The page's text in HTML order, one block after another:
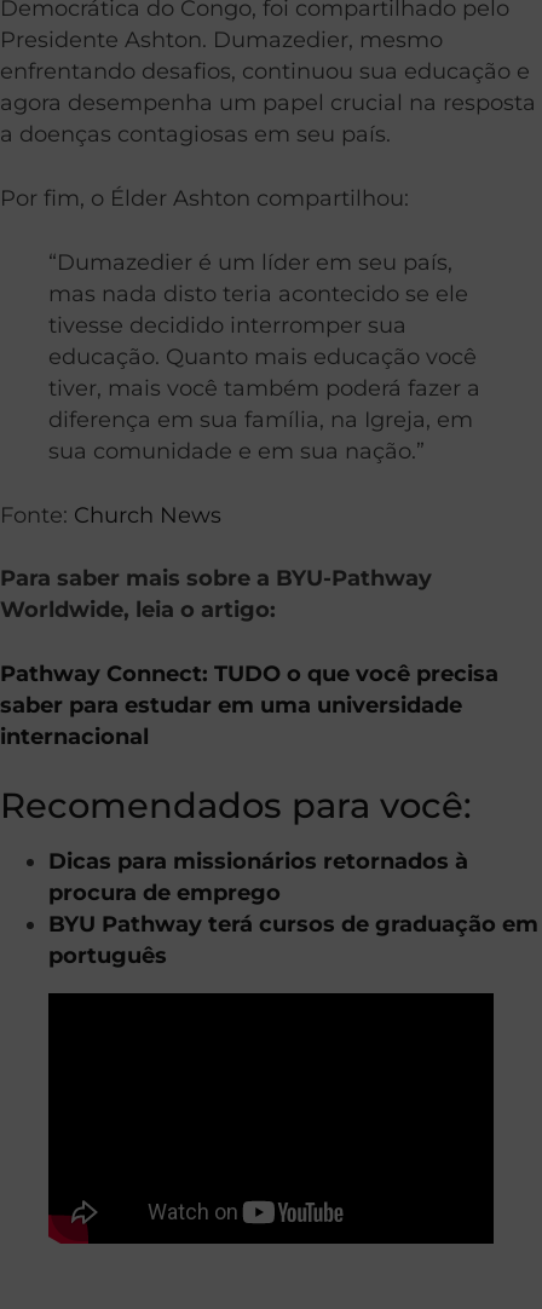
Democrática do Congo, foi compartilhado pelo
Presidente Ashton. Dumazedier, mesmo
enfrentando desafios, continuou sua educação e
agora desempenha um papel crucial na resposta
a doenças contagiosas em seu país.
Por fim, o Élder Ashton compartilhou:
“Dumazedier é um líder em seu país,
mas nada disto teria acontecido se ele
tivesse decidido interromper sua
educação. Quanto mais educação você
tiver, mais você também poderá fazer a
diferença em sua família, na Igreja, em
sua comunidade e em sua nação.”
Fonte: Church News
Para saber mais sobre a BYU-Pathway
Worldwide, leia o artigo:
Pathway Connect: TUDO o que você precisa
saber para estudar em uma universidade
internacional
Recomendados para você:
Dicas para missionários retornados à
procura de emprego
BYU Pathway terá cursos de graduação em
português